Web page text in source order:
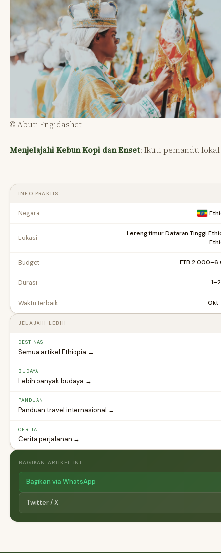
© Abuti Engidashet
Menjelajahi Kebun Kopi dan Enset: Ikuti pemandu lokal
INFO PRAKTIS
Negara
Lokasi
Lereng timur Dataran Tinggi
Budget ETB
Durasi
Waktu terbaik
JELAJAHI LEBIH
DESTINASI
Semua artikel Ethiopia →
BUDAYA
Lebih banyak budaya →
PANDUAN
Panduan travel internasional →
CERITA
Cerita perjalanan →
BAGIKAN ARTIKEL INI
Bagikan via WhatsApp
Twitter / X